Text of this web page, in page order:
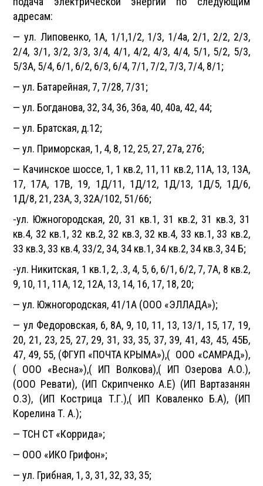
адресам:
— ул. Липовенко, 1А, 1/1,1/2, 1/3, 1/4а, 2/1, 2/2, 2/3,
2/4, 3/1, 3/2, 3/3, 3/4, 4/1, 4/2, 4/3, 4/4, 5/1, 5/2, 5/3,
5/3А, 5/4, 6/1, 6/2, 6/3, 6/4, 7/1, 7/2, 7/3, 7/4, 8/1;
— ул. Батарейная, 7, 7/28, 7/31;
— ул. Богданова, 32, 34, 36, 36а, 40, 40а, 42, 44;
— ул. Братская, д.12;
— ул. Приморская, 1, 4, 8, 12, 25, 27, 27а, 27б;
— Качинское шоссе, 1, 1 кв.2, 11, 11 кв.2, 11А, 13, 13А,
17, 17А, 17В, 19, 1Д/11, 1Д/12, 1Д/13, 1Д/5, 1Д/6,
1Д/8, 21, 23А, 3, 32А/102, 51/66;
-ул. Южногородская, 20, 31 кв.1, 31 кв.2, 31 кв.3, 31
кв.4, 32 кв.1, 32 кв.2, 32 кв.3, 32 кв.4, 33 кв.1, 33 кв.2,
33 кв.3, 33 кв.4, 33/2, 34, 34 кв.1, 34 кв.2, 34 кв.3, 34 Б;
-ул. Никитская, 1 кв.1, 2, .3, 4, 5, 6, 6/1, 6/2, 7, 7А, 8 кв.2,
9, 10, 11, 11А, 12, 12А, 13, 14, 16, 17, 18, 20;
— ул. Южногородская, 41/1А (ООО «ЭЛЛАДА»);
— ул Федоровская, 6, 8А, 9, 10, 11, 13, 13/1, 15, 17, 19,
20, 21, 23, 25, 27, 29, 31, 33, 35, 37, 39, 41, 43, 45, 45Б,
47, 49, 55, (ФГУП «ПОЧТА КРЫМА»),( ООО «САМРАД»),
( ООО «Весна»),( ИП Волкова),( ИП Озерова А.О.),
(ООО Ревати), (ИП Скрипченко А.Е) (ИП Вартазанян
О.З), (ИП Кострица Т.Г.),( ИП Коваленко Б.А), (ИП
Корелина Т. А.);
— ТСН СТ «Коррида»;
— ООО «ИКО Грифон»;
— ул. Грибная, 1, 3, 31, 32, 33, 35;